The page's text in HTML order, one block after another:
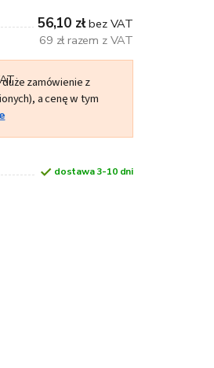
56,10 złbez VAT
69 zł razem z VAT
zamówienie z
a cenę w tym
dostawa 3-10 dni